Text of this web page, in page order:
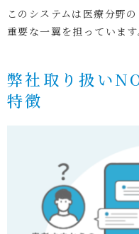
このシステムは医療分野
重要な一翼を担っています
弊社取り扱い
特徴